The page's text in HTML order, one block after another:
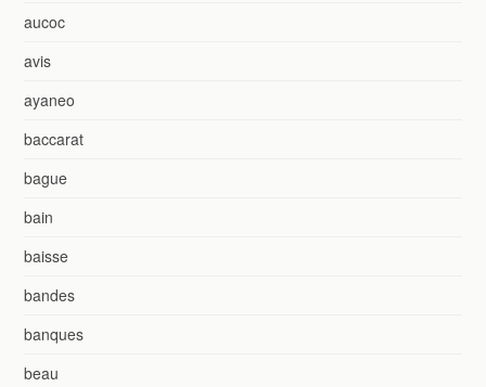
aucoc
avis
ayaneo
baccarat
bague
bain
baisse
bandes
banques
beau